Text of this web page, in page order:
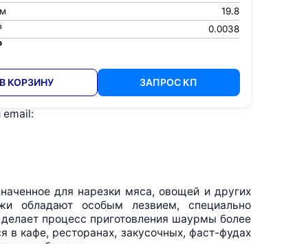
19.8
0.0038
В КОРЗИНУ ЗАПРОС КП
email:
для нарезки мяса, овощей и других
обладают особым лезвием, специально
процесс приготовления шаурмы более
кафе, ресторанах, закусочных, фаст-фудах